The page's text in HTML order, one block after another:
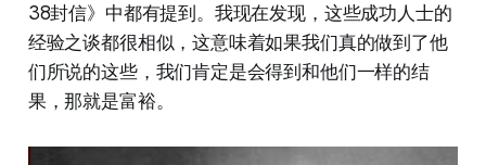
38封信》中都有提到。我现在发现，这些成功人士的
经验之谈都很相似，这意味着如果我们真的做到了他
们所说的这些，我们肯定是会得到和他们一样的结
果，那就是富裕。